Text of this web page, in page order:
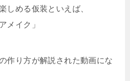
しめる仮装といえば、
メイク」
作り方が解説された動画にな